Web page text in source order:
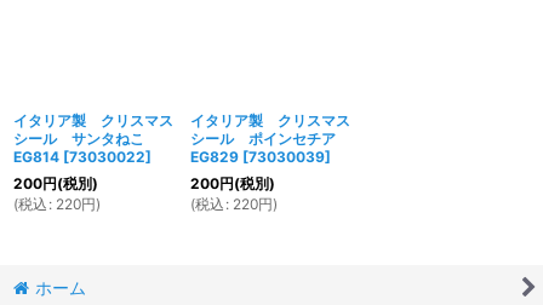
イタリア製 クリスマス
シール サンタねこ
EG814 [73030022]
200円(税別)
(税込 : 220円)
イタリア製 クリスマス
シール ポインセチア
EG829 [73030039]
200円(税別)
(税込 : 220円)
ホーム